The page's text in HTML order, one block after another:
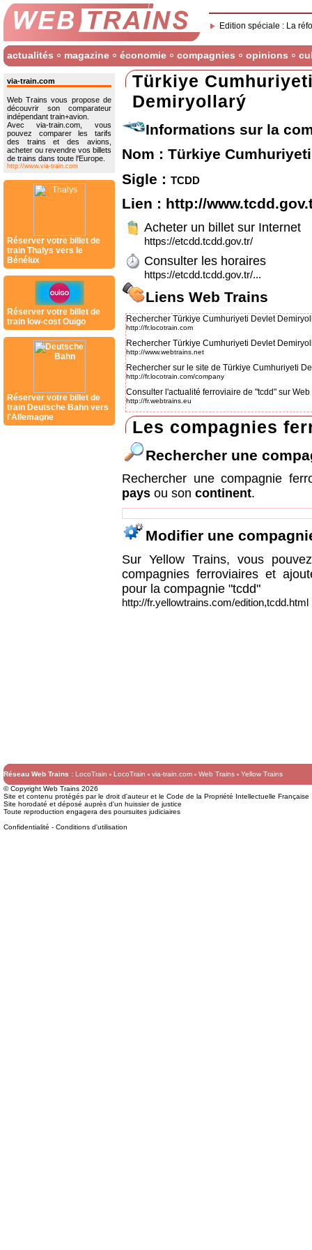
Edition spéciale : La
actualités magazine économie compagnies opinions
via-train.com
Web Trains vous propose de
découvrir son comparateur
indépendant train+avion.
Avec via-train.com, vous
pouvez comparer les tarifs
des trains et des avions,
acheter ou revendre vos billets
de trains dans toute l'Europe.
http://www.via-train.com
Réserver votre billet de
train Thalys vers le
Bénélux
Réserver votre billet de
train low-cost Ouigo
Réserver votre billet de
train Deutsche Bahn vers
l'Allemagne
Türkiye
Demiryollarý
Informations sur la
Nom : Türkiye
Sigle : tcdd
Lien : http://
Acheter un billet sur Internet
https://etcdd.tcdd.gov.tr/
Consulter les horaires
https://etcdd.tcdd.gov.tr/...
Liens Web Trains
Rechercher Türkiye Cumhuriyeti Devlet
http://fr.locotrain.com
Rechercher Türkiye Cumhuriyeti Devlet
http://www.webtrains.net
Rechercher sur le site de Türkiye Cumhuriyeti
http://fr.locotrain.com/company
Consulter l'actualité ferroviaire de "tcdd" sur
http://fr.webtrains.eu
Les compagnies
Rechercher une
Rechercher une compagnie
pays ou son continent.
Modifier une
Sur Yellow Trains, vous
compagnies ferroviaires et
pour la compagnie "tcdd"
http://fr.yellowtrains.com/edition,tcdd.html
Réseau Web Trains : LocoTrain LocoTrain via-train.com Web Trains
Yellow Trains
© Copyright Web Trains 2026
Site et contenu protégés par le droit d'auteur et le Code de la Propriété Intellectuelle Française
Site horodaté et déposé auprès d'un huissier de justice
Toute reproduction engagera des poursuites judiciaires
Confidentialité - Conditions d'utilisation